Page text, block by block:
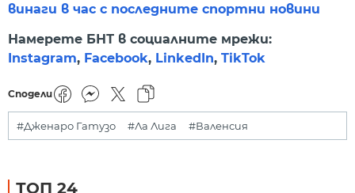
винаги в час с последните спортни новини
Намерете БНТ в социалните мрежи:
Instagram, Facebook, LinkedIn, TikTok
Сподели
#Дженаро Гатузо #Ла Лига #Валенсия
ТОП 24